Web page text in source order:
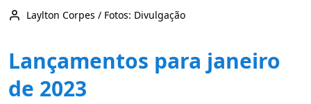
Laylton Corpes / Fotos: Divulgação
Lançamentos para janeiro
de 2023